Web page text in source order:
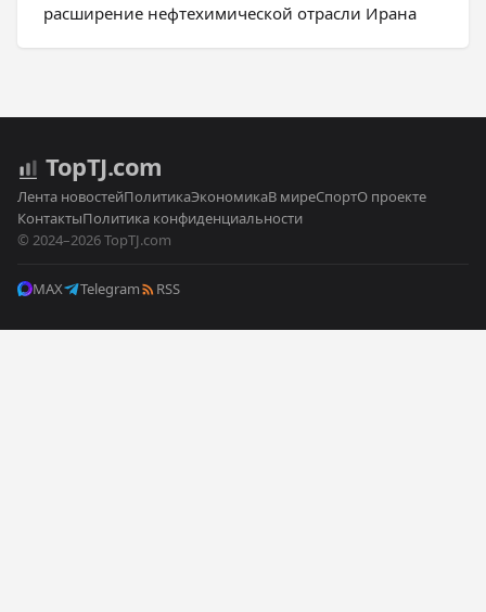
расширение нефтехимической отрасли Ирана
TopTJ.com
Лента новостейПолитикаЭкономикаВ миреСпортО проекте
КонтактыПолитика конфиденциальности
© 2024–2026 TopTJ.com
MAX Telegram RSS